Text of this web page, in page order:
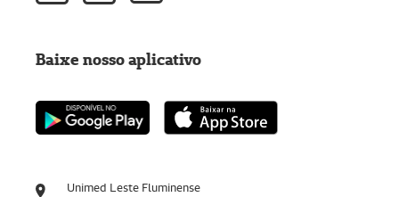
Unimed Leste Fluminense
Baixe nosso aplicativo